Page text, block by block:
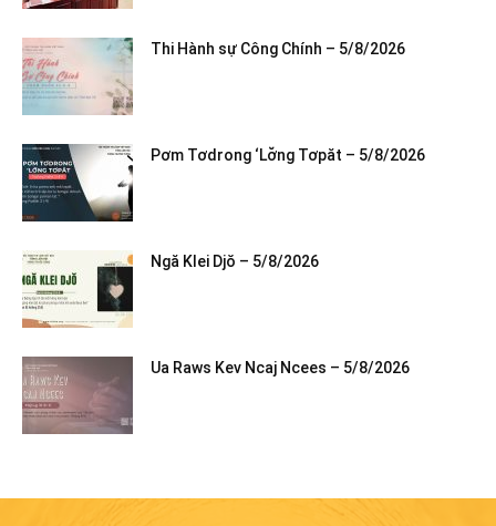
Thi Hành sự Công Chính – 5/8/2026
Pơm Tơdrong ‘Lơ̆ng Tơpăt – 5/8/2026
Ngă Klei Djŏ – 5/8/2026
Ua Raws Kev Ncaj Ncees – 5/8/2026